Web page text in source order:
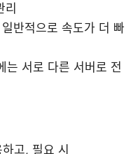
반적으로 속도가 더 빠
는 서로 다른 서버로 전
고, 필요 시